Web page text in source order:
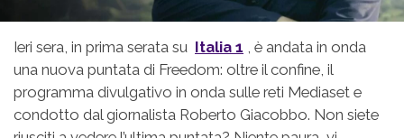
Ieri sera, in prima serata su Italia 1
, è andata in onda
una nuova puntata di Freedom: oltre il confine, il
programma divulgativo in onda sulle reti Mediaset e
condotto dal giornalista Roberto Giacobbo. Non siete